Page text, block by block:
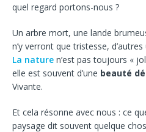
quel regard portons-nous ?
Un arbre mort, une lande
n’y verront que tristesse,
La nature n’est pas toujours «
elle est souvent d’une beauté
Vivante.
Et cela résonne avec nous : ce
paysage dit souvent quelque